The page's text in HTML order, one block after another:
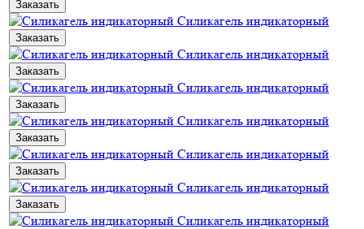
Заказать
Силикагель индикаторный
Заказать
Силикагель индикаторный
Заказать
Силикагель индикаторный
Заказать
Силикагель индикаторный
Заказать
Силикагель индикаторный
Заказать
Силикагель индикаторный
Заказать
Силикагель индикаторный